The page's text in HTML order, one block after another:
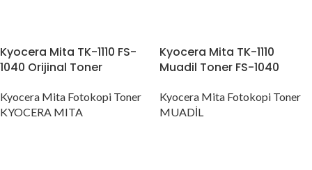
Kyocera Mita TK-1110 FS-
1040 Orijinal Toner
Kyocera Mita Fotokopi Toner
KYOCERA MITA
Kyocera Mita TK-1110
Muadil Toner FS-1040
Kyocera Mita Fotokopi Toner
MUADİL